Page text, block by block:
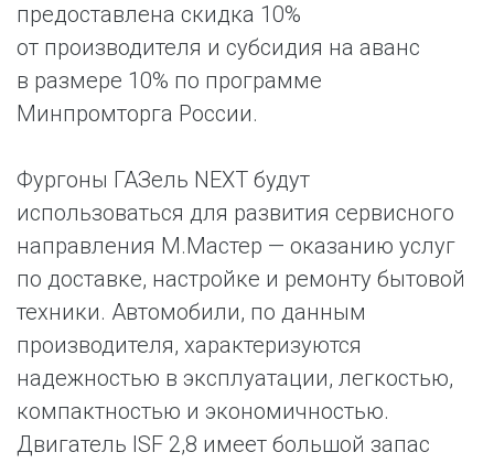
предоставлена скидка 10%
от производителя и субсидия на аванс
в размере 10% по программе
Минпромторга России.
Фургоны ГАЗель NEXT будут
использоваться для развития сервисного
направления М.Мастер — оказанию услуг
по доставке, настройке и ремонту бытовой
техники. Автомобили, по данным
производителя, характеризуются
надежностью в эксплуатации, легкостью,
компактностью и экономичностью.
Двигатель ISF 2,8 имеет большой запас